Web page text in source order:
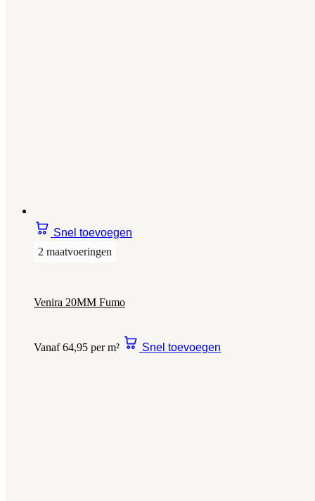
Snel toevoegen
2 maatvoeringen
Venira 20MM Fumo
Vanaf 64,95 per m² Snel toevoegen